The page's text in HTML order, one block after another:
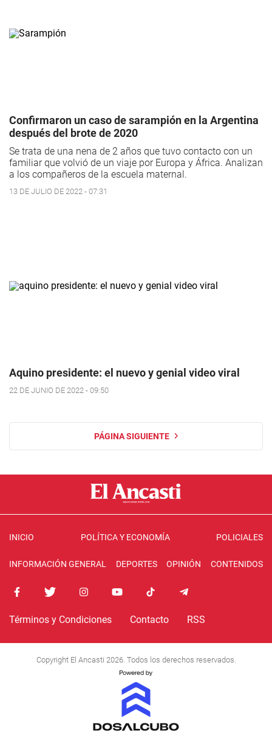
Confirmaron un caso de sarampión en la Argentina
después del brote de 2020
Se trata de una nena de 2 años que tuvo contacto con un
familiar que volvió de un viaje por Europa y África. Analizan
a los compañeros de la escuela maternal.
13 DE JULIO DE 2022 - 07:31
Aquino presidente: el nuevo y genial video viral
22 DE JUNIO DE 2022 - 09:50
PÁGINA SIGUIENTE
INICIO POLÍTICA Y ECONOMÍA POLICIALES
INFORMACIÓN GENERAL DEPORTES OPINIÓN CONTENIDOS
Términos y Condiciones Contacto RSS
Copyright El Ancasti 2026. Todos los derechos reservados.